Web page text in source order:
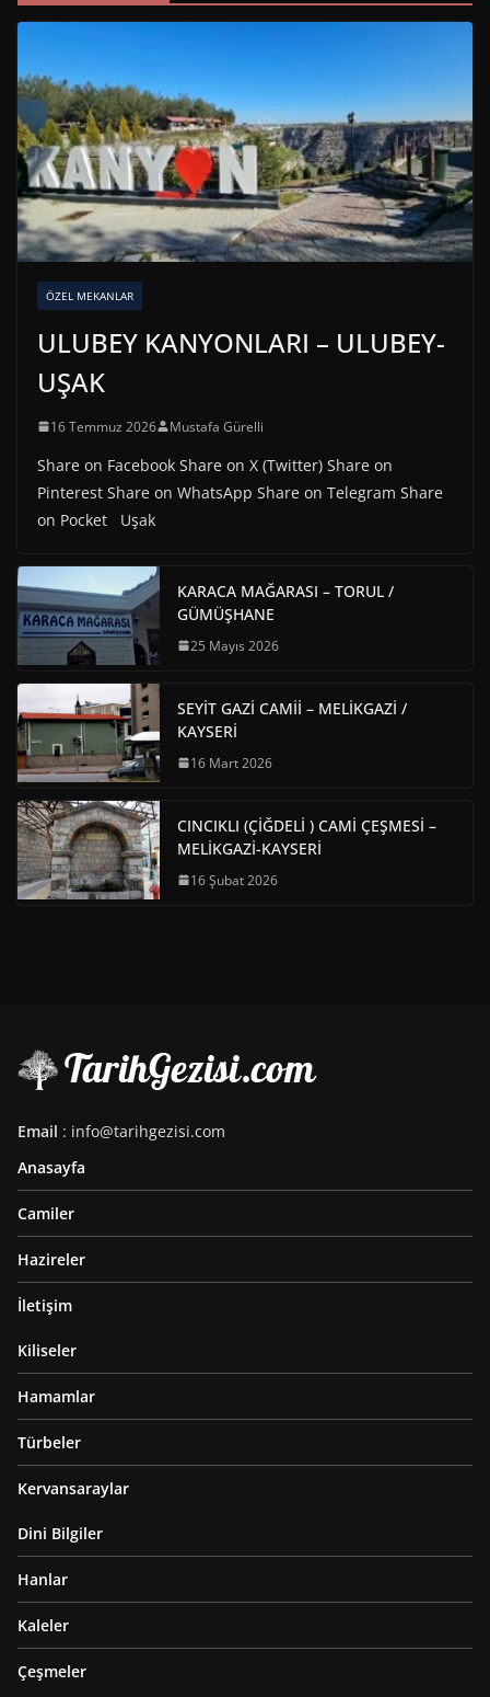
ÖZEL MEKANLAR
ULUBEY KANYONLARI – ULUBEY-
UŞAK
16 Temmuz 2026 Mustafa Gürelli
Share on Facebook Share on X (Twitter) Share on
Pinterest Share on WhatsApp Share on Telegram Share
on Pocket Uşak
KARACA MAĞARASI – TORUL /
GÜMÜŞHANE
25 Mayıs 2026
SEYİT GAZİ CAMİİ – MELİKGAZİ /
KAYSERİ
16 Mart 2026
CINCIKLI (ÇİĞDELİ ) CAMİ ÇEŞMESİ –
MELİKGAZİ-KAYSERİ
16 Şubat 2026
Email : info@tarihgezisi.com
Anasayfa
Camiler
Hazireler
İletişim
Kiliseler
Hamamlar
Türbeler
Kervansaraylar
Dini Bilgiler
Hanlar
Kaleler
Çeşmeler